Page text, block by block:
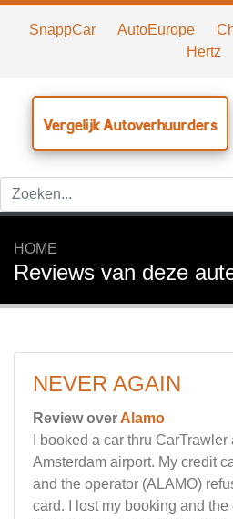
SnappCar AutoEurope
Hertz
Vergelijk Autoverhuurders
HOME
Reviews van deze
NEVER AGAIN
Review over Alamo
I booked a car thru
Amsterdam airport. My credit
and the operator (ALAMO)
card. I lost my booking and the